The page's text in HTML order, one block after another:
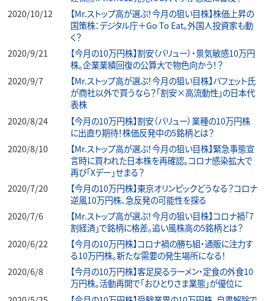
2020/10/12
【Mr.ストップ高が選ぶ！今月の狙い目株】株価上昇の
国策株：デジタル庁＋Go To Eat。外国人投資家も動
く？
2020/9/21
【今月の10万円株】割安（バリュー）・景気敏感10万円
株。企業業績回復の公算大で物色向かう！？
2020/9/7
【Mr.ストップ高が選ぶ！今月の狙い目株】バフェット氏
が商社以外で買うなら？「割安×高流動性」の日本代
表株
2020/8/24
【今月の10万円株】割安（バリュー）業種の10万円株
に出直り期待！株価反発中の5銘柄とは？
2020/8/10
【Mr.ストップ高が選ぶ！今月の狙い目株】緊急事態宣
言時に買われた日本株を再確認。コロナ感染拡大で
再び「Xデー」せまる？
2020/7/20
【今月の10万円株】東京オリンピックどうなる？コロナ
逆風10万円株、急反発の可能性を探る
2020/7/6
【Mr.ストップ高が選ぶ！今月の狙い目株】コロナ禍「7
割経済」で銘柄に格差。追い風株高の5銘柄とは？
2020/6/22
【今月の10万円株】コロナ禍の勝ち組・通販に注力す
る10万円株。新たな需要の発生場所になる！
2020/6/8
【今月の10万円株】客足戻るラーメン・定食の外食10
万円株。活動再開で「おひとりさま業態」が優位に